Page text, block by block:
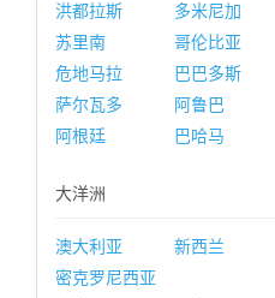
洪都拉斯
多米尼加
苏里南
哥伦比亚
危地马拉
巴巴多斯
萨尔瓦多
阿鲁巴
阿根廷
巴哈马
大洋洲
澳大利亚 新西兰
密克罗尼西亚